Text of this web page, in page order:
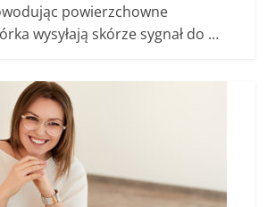
powierzchowne
wysyłają skórze sygnał do …